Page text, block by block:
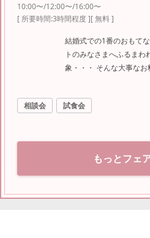
10:00〜/12:00〜/16:00〜
[ 所要時間:3時間程度][ 無料 ]
結婚式での1番のおもて
トのみなさまへふるま
象・・・ そんな大事な
ける渾身の美味しいお
相談会 試食会
もっとフェ